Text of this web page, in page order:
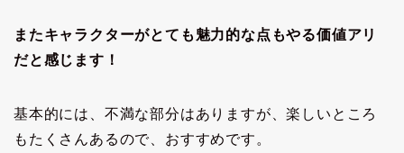
またキャラクターがとても魅力的な点もやる価値アリ
だと感じます！
基本的には、不満な部分はありますが、楽しいところ
もたくさんあるので、おすすめです。